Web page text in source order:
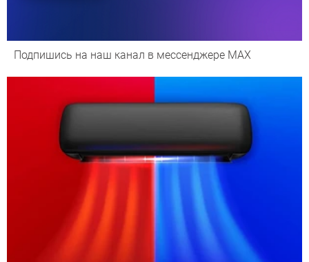
Подпишись на наш канал в мессенджере МАХ